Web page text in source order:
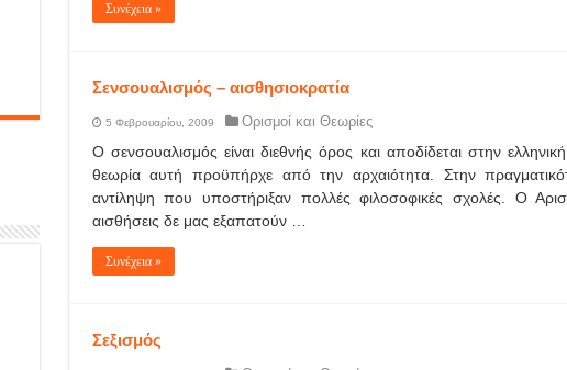
Συνέχεια »
Σενσουαλισμός – αισθησιοκρατία
5 Φεβρουαρίου, 2009 Ορισμοί και Θεωρίες
Ο σενσουαλισμός είναι διεθνής όρος και αποδίδεται στην
θεωρία αυτή προϋπήρχε από την αρχαιότητα. Στην
αντίληψη που υποστήριξαν πολλές φιλοσοφικές σχολές. Ο
αισθήσεις δε μας εξαπατούν …
Συνέχεια »
Σεξισμός